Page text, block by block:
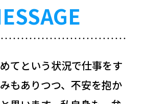
てという状況で仕事をす
もありつつ、不安を抱か